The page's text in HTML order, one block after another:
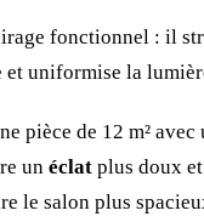
fonctionnel : il
uniformise la
pièce de 12 m²
un éclat plus doux
le salon plus